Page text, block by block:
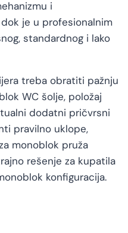
i
je u profesionalnim
standardnog i lako
treba obratiti pažnju
WC šolje, položaj
dodatni pričvrsni
pravilno uklope,
monoblok pruža
rešenje za kupatila
konfiguracija.